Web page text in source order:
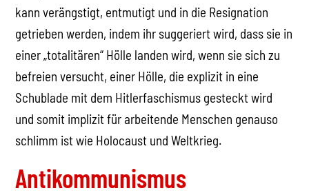
kann verängstigt, entmutigt und in die Resignation
getrieben werden, indem ihr suggeriert wird, dass sie in
einer „totalitären“ Hölle landen wird, wenn sie sich zu
befreien versucht, einer Hölle, die explizit in eine
Schublade mit dem Hitlerfaschismus gesteckt wird
und somit implizit für arbeitende Menschen genauso
schlimm ist wie Holocaust und Weltkrieg.
Antikommunismus